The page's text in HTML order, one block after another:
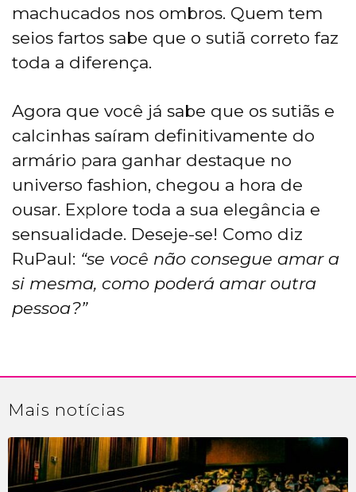
machucados nos ombros. Quem tem
seios fartos sabe que o sutiã correto faz
toda a diferença.
Agora que você já sabe que os sutiãs e
calcinhas saíram definitivamente do
armário para ganhar destaque no
universo fashion, chegou a hora de
ousar. Explore toda a sua elegância e
sensualidade. Deseje-se! Como diz
RuPaul: “se você não consegue amar a
si mesma, como poderá amar outra
pessoa?”
Mais notícias